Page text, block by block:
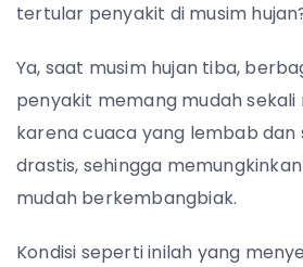
tertular penyakit di musim
Ya, saat musim hujan tiba,
penyakit memang mudah sekali
karena cuaca yang lembab dan
drastis, sehingga
mudah berkembangbiak.
Kondisi seperti inilah yang